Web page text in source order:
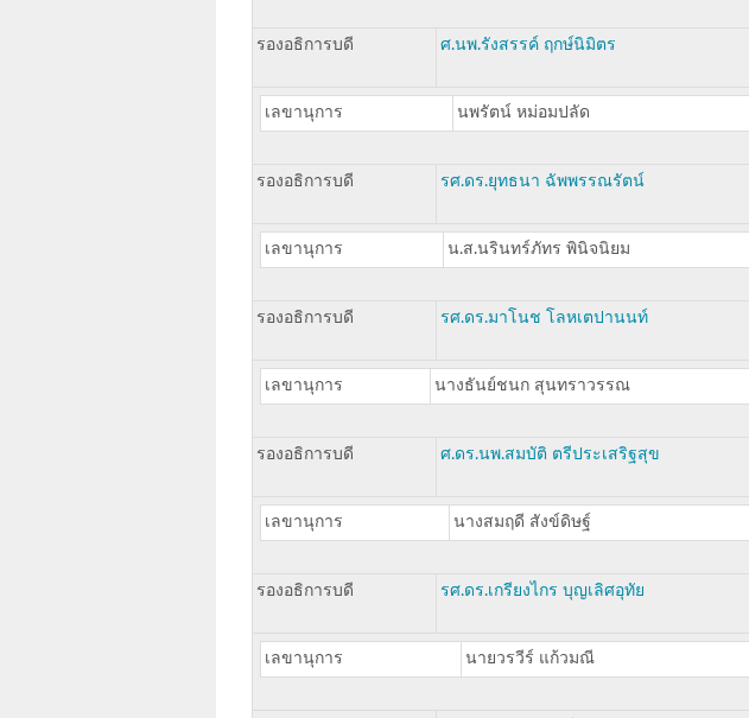
รองอธิการบดี ศ.นพ.รังสรรค์ ฤกษ์นิมิตร
เลขานุการ นพรัตน์ หม่อมปลัด
รองอธิการบดี รศ.ดร.ยุทธนา ฉัพพรรณรัตน์
เลขานุการ น.ส.นรินทร์ภัทร พินิจนิยม
รองอธิการบดี รศ.ดร.มาโนช โลหเตปานนท์
เลขานุการ นางธันย์ชนก สุนทราวรรณ
รองอธิการบดี ศ.ดร.นพ.สมบัติ ตรีประเสริฐสุข
เลขานุการ นางสมฤดี สังข์ดิษฐ์
รองอธิการบดี รศ.ดร.เกรียงไกร บุญเลิศอุทัย
เลขานุการ นายวรวีร์ แก้วมณี